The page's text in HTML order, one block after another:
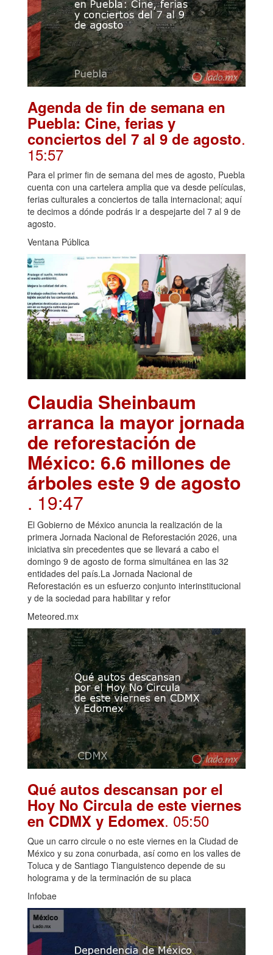
Agenda de fin de semana en
Puebla: Cine, ferias y
conciertos del 7 al 9 de agosto.
15:57
Para el primer fin de semana del mes de agosto, Puebla
cuenta con una cartelera amplia que va desde películas,
ferias culturales a conciertos de talla internacional; aquí
te decimos a dónde podrás ir a despejarte del 7 al 9 de
agosto.
Ventana Pública
Claudia Sheinbaum
arranca la mayor jornada
de reforestación de
México: 6.6 millones de
árboles este 9 de agosto
. 19:47
El Gobierno de México anuncia la realización de la
primera Jornada Nacional de Reforestación 2026, una
iniciativa sin precedentes que se llevará a cabo el
domingo 9 de agosto de forma simultánea en las 32
entidades del país.La Jornada Nacional de
Reforestación es un esfuerzo conjunto interinstitucional
y de la sociedad para habilitar y refor
Meteored.mx
Qué autos descansan por el
Hoy No Circula de este viernes
en CDMX y Edomex. 05:50
Que un carro circule o no este viernes en la Ciudad de
México y su zona conurbada, así como en los valles de
Toluca y de Santiago Tianguistenco depende de su
holograma y de la terminación de su placa
Infobae